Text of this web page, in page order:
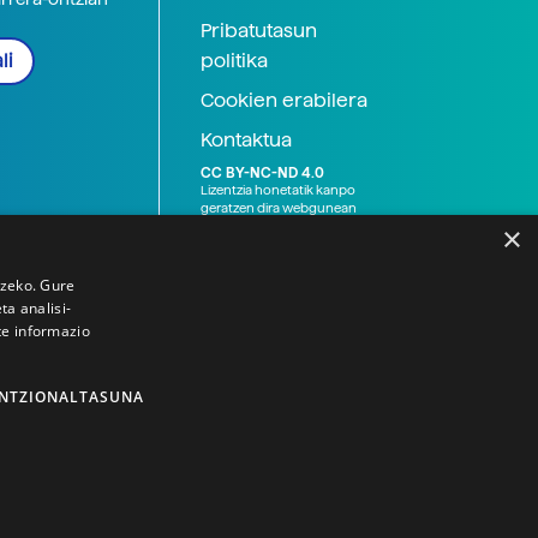
Pribatutasun
politika
Cookien erabilera
Kontaktua
CC BY-NC-ND 4.0
Lizentzia honetatik kanpo
geratzen dira webgunean
×
Gure
analisi-
informazio